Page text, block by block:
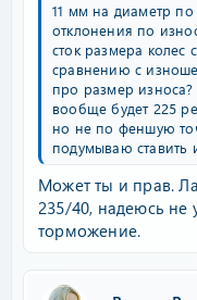
11 мм на диаметр
отклонения по
сток размера колес
сравнению с
про размер
вообще будет 225
но не по феншую
подумываю ставить
Может ты и прав.
235/40, надеюсь не
торможение.